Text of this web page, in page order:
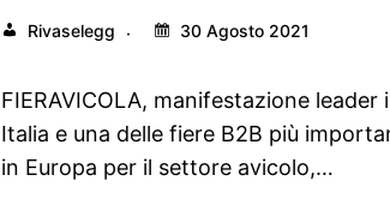
Rivaselegg 30 Agosto 2021
FIERAVICOLA, manifestazione leader
Italia e una delle fiere B2B più
in Europa per il settore avicolo,…